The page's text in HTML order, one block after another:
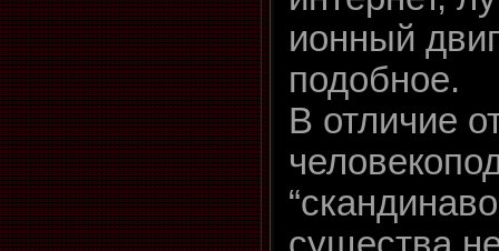
ионный
подобное.
В отличие